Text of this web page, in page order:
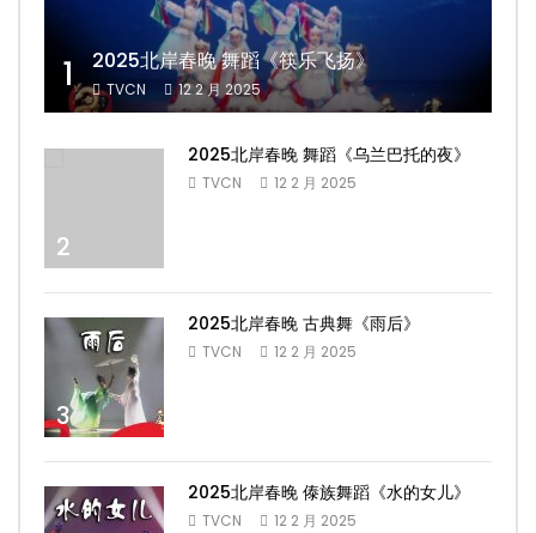
1 2025北岸春晚 舞蹈《筷乐飞扬》
TVCN 12 2 月 2025
2
2025北岸春晚 舞蹈《乌兰巴托的夜》
TVCN 12 2 月 2025
3
2025北岸春晚 古典舞《雨后》
TVCN 12 2 月 2025
2025北岸春晚 傣族舞蹈《水的女儿》
TVCN 12 2 月 2025